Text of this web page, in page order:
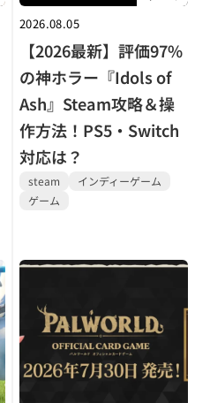
2026.08.05
【2026最新】評価97%
の神ホラー『Idols of
Ash』Steam攻略＆操
作方法！PS5・Switch
対応は？
steam
インディーゲーム
ゲーム